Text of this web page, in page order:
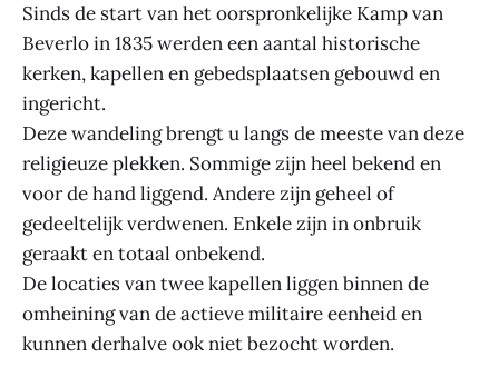
Sinds de start van het oorspronkelijke Kamp van
Beverlo in 1835 werden een aantal historische
kerken, kapellen en gebedsplaatsen gebouwd en
ingericht.
Deze wandeling brengt u langs de meeste van deze
religieuze plekken. Sommige zijn heel bekend en
voor de hand liggend. Andere zijn geheel of
gedeeltelijk verdwenen. Enkele zijn in onbruik
geraakt en totaal onbekend.
De locaties van twee kapellen liggen binnen de
omheining van de actieve militaire eenheid en
kunnen derhalve ook niet bezocht worden.